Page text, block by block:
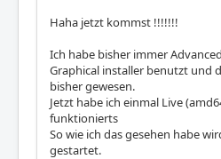
Haha jetzt kommst !!!!!!!
Ich habe bisher immer
Graphical installer benutzt und
bisher gewesen.
Jetzt habe ich einmal Live
funktionierts
So wie ich das gesehen habe
gestartet.